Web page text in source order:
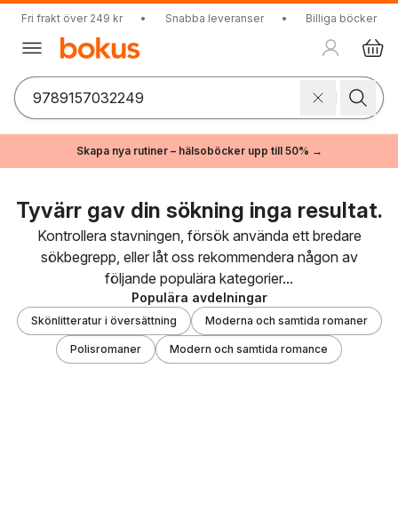
Fri frakt över 249 kr • Snabba leveranser • Billiga böcker
Skapa nya rutiner – hälsoböcker upp till 50% →
Tyvärr gav din sökning inga resultat.
Kontrollera stavningen, försök använda ett bredare
sökbegrepp, eller låt oss rekommendera någon av
följande populära kategorier...
Populära avdelningar
Skönlitteratur i översättning Moderna och samtida romaner
Polisromaner Modern och samtida romance